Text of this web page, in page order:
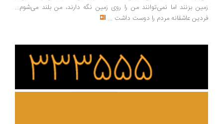
بزنند اما نمی‌توانند من را روی زمین نگه دارند، من بلند می‌شوم...
عاشقانه مردم را دوست داشت ...